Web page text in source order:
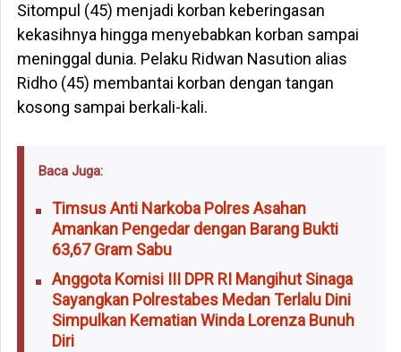
Sitompul (45) menjadi korban keberingasan
kekasihnya hingga menyebabkan korban sampai
meninggal dunia. Pelaku Ridwan Nasution alias
Ridho (45) membantai korban dengan tangan
kosong sampai berkali-kali.
Baca Juga:
Timsus Anti Narkoba Polres Asahan
Amankan Pengedar dengan Barang Bukti
63,67 Gram Sabu
Anggota Komisi III DPR RI Mangihut Sinaga
Sayangkan Polrestabes Medan Terlalu Dini
Simpulkan Kematian Winda Lorenza Bunuh
Diri